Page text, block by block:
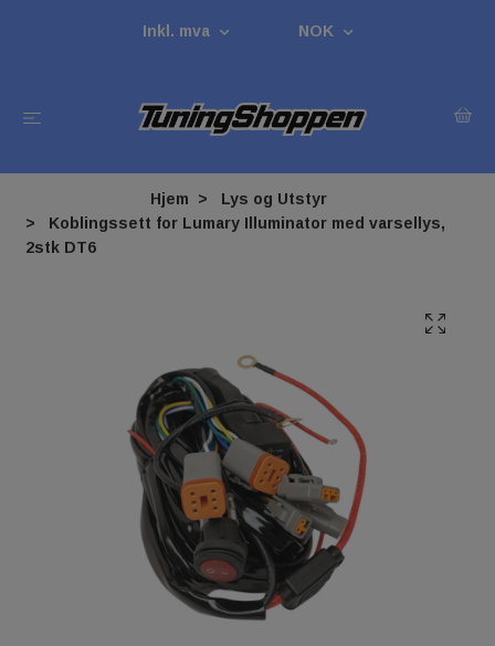
Inkl. mva NOK
Hjem
Lys og Utstyr
Koblingssett for Lumary Illuminator med varsellys,
2stk DT6